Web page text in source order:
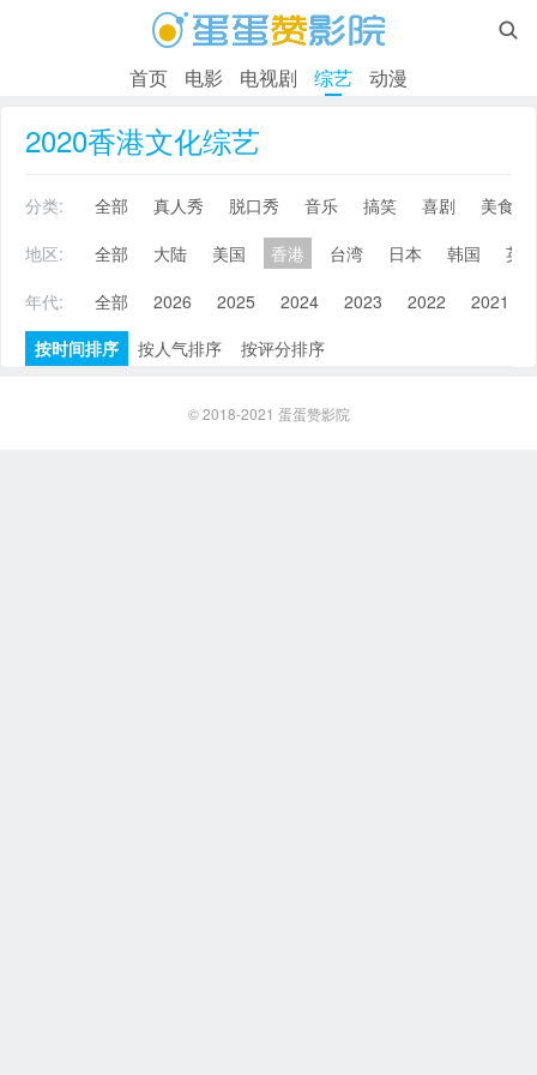

首页 电影 电视剧 综艺 动漫
2020香港文化综艺
分类: 全部 真人秀 脱口秀 音乐 搞笑 喜剧
美食
地区:
全部 大陆 美国 香港 台湾 日本 韩国
英
年代:
全部 2026 2025 2024 2023 2022 2021
按时间排序
按人气排序 按评分排序
© 2018-2021 蛋蛋赞影院